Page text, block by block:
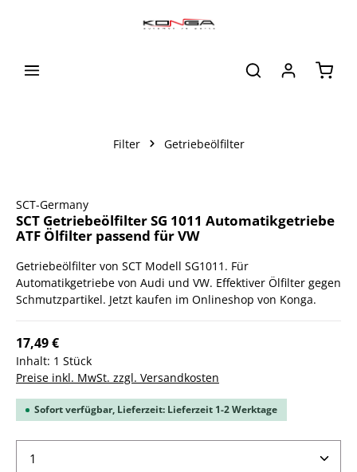
Filter Getriebeölfilter
SCT-Germany
SCT Getriebeölfilter SG 1011 Automatikgetriebe
ATF Ölfilter passend für VW
Getriebeölfilter von SCT Modell SG1011. Für
Automatikgetriebe von Audi und VW. Effektiver Ölfilter gegen
Schmutzpartikel. Jetzt kaufen im Onlineshop von Konga.
17,49 €
Inhalt: 1 Stück
Preise inkl. MwSt. zzgl. Versandkosten
Sofort verfügbar, Lieferzeit: Lieferzeit 1-2 Werktage
Produkt Anzahl: Gib den gewünschten Wert ein